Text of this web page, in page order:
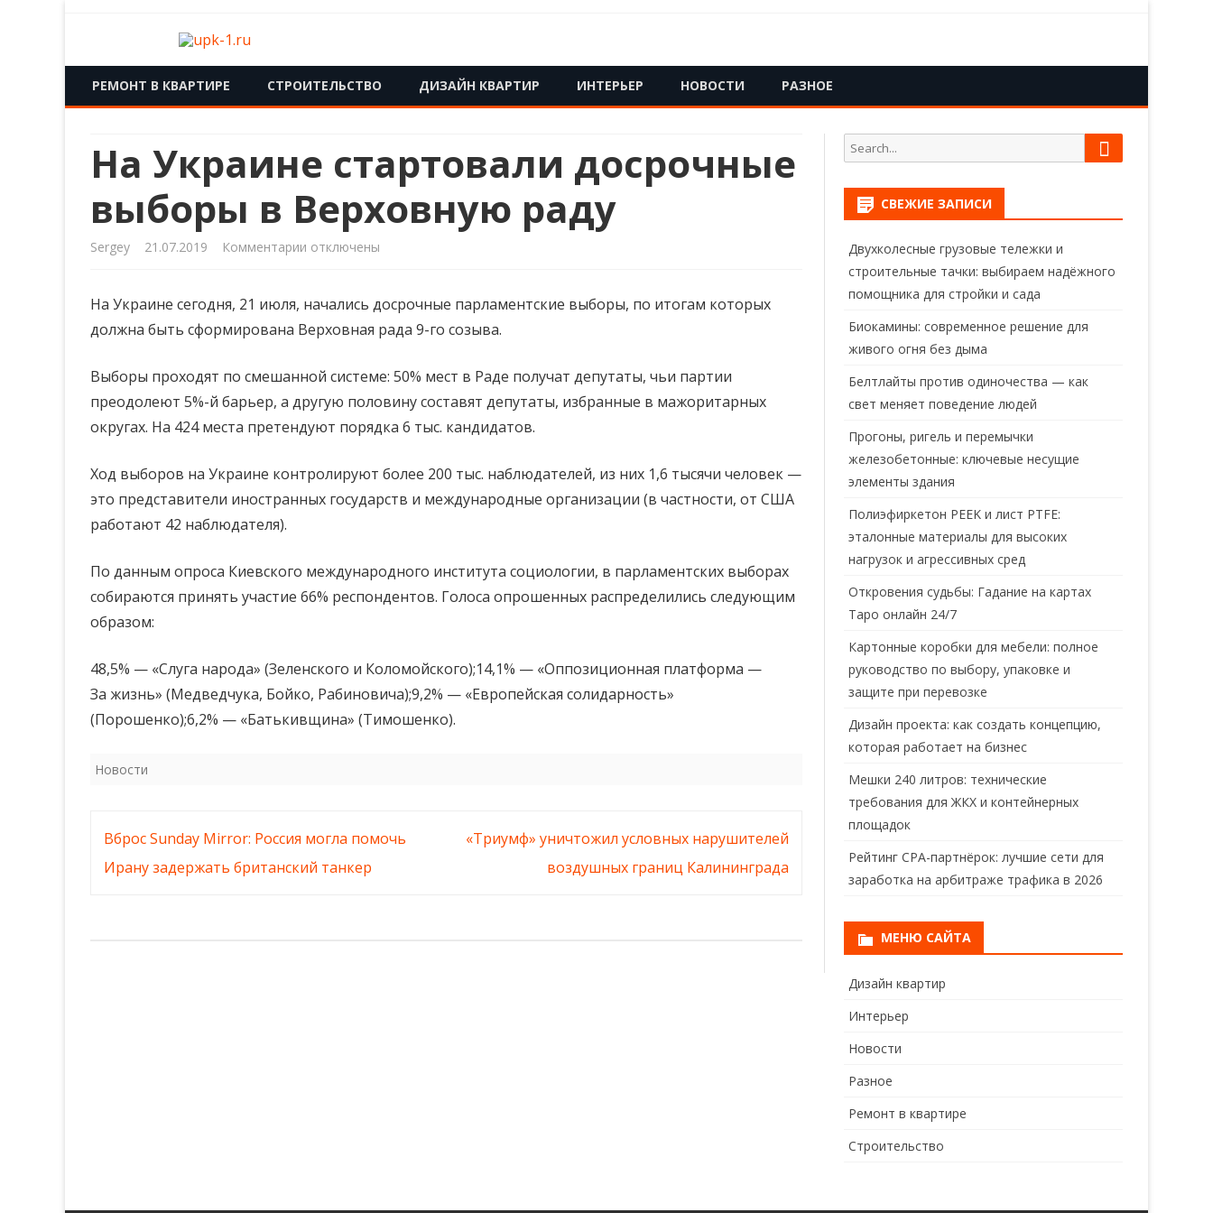
to
content
РЕМОНТ В КВАРТИРЕ СТРОИТЕЛЬСТВО ДИЗАЙН КВАРТИР ИНТЕРЬЕР НОВОСТИ РАЗНОЕ
На Украине стартовали досрочные
выборы в Верховную раду
Sergey 21.07.2019 Комментарии к
На Украине
стартовали
досрочные
выборы
в Верховную
раду
отключены
На Украине сегодня, 21 июля, начались досрочные парламентские выборы, по итогам которых
должна быть сформирована Верховная рада 9-го созыва.
Выборы проходят по смешанной системе: 50% мест в Раде получат депутаты, чьи партии
преодолеют 5%-й барьер, а другую половину составят депутаты, избранные в мажоритарных
округах. На 424 места претендуют порядка 6 тыс. кандидатов.
Ход выборов на Украине контролируют более 200 тыс. наблюдателей, из них 1,6 тысячи человек —
это представители иностранных государств и международные организации (в частности, от США
работают 42 наблюдателя).
По данным опроса Киевского международного института социологии, в парламентских выборах
собираются принять участие 66% респондентов. Голоса опрошенных распределились следующим
образом:
48,5% — «Слуга народа» (Зеленского и Коломойского);14,1% — «Оппозиционная платформа —
За жизнь» (Медведчука, Бойко, Рабиновича);9,2% — «Европейская солидарность»
(Порошенко);6,2% — «Батькивщина» (Тимошенко).
Новости
Навигация
по
Вброс Sunday Mirror: Россия могла помочь
Ирану задержать британский танкер
«Триумф» уничтожил условных нарушителей
воздушных границ Калининграда
Search
for:
Search
СВЕЖИЕ ЗАПИСИ
Двухколесные грузовые тележки и
строительные тачки: выбираем надёжного
помощника для стройки и сада
Биокамины: современное решение для
живого огня без дыма
Белтлайты против одиночества — как
свет меняет поведение людей
Прогоны, ригель и перемычки
железобетонные: ключевые несущие
элементы здания
Полиэфиркетон PEEK и лист PTFE:
эталонные материалы для высоких
нагрузок и агрессивных сред
Откровения судьбы: Гадание на картах
Таро онлайн 24/7
Картонные коробки для мебели: полное
руководство по выбору, упаковке и
защите при перевозке
Дизайн проекта: как создать концепцию,
которая работает на бизнес
Мешки 240 литров: технические
требования для ЖКХ и контейнерных
площадок
Рейтинг CPA-партнёрок: лучшие сети для
заработка на арбитраже трафика в 2026
МЕНЮ САЙТА
Дизайн квартир
Интерьер
Новости
Разное
Ремонт в квартире
Строительство